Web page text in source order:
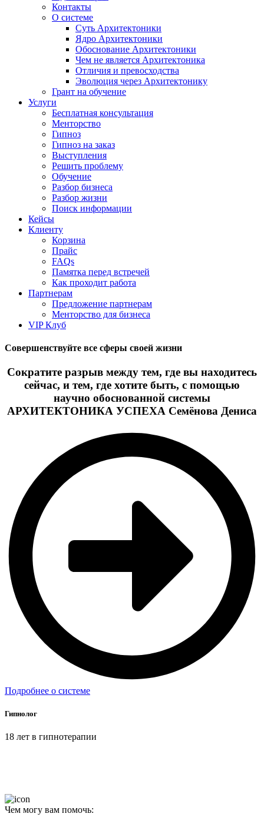
Контакты
О системе
Суть Архитектоники
Ядро Архитектоники
Обоснование Архитектоники
Чем не является Архитектоника
Отличия и превосходства
Эволюция через Архитектонику
Грант на обучение
Услуги
Бесплатная консультация
Менторство
Гипноз
Гипноз на заказ
Выступления
Решить проблему
Обучение
Разбор бизнеса
Разбор жизни
Поиск информации
Кейсы
Клиенту
Корзина
Прайс
FAQs
Памятка перед встречей
Как проходит работа
Партнерам
Предложение партнерам
Менторство для бизнеса
VIP Клуб
Совершенствуйте все сферы своей жизни
Сократите разрыв между тем, где вы находитесь
сейчас, и тем, где хотите быть, с помощью
научно обоснованной системы
АРХИТЕКТОНИКА УСПЕХА Семёнова Дениса
Подробнее о системе
Гипнолог
18 лет в гипнотерапии
Чем могу вам помочь: